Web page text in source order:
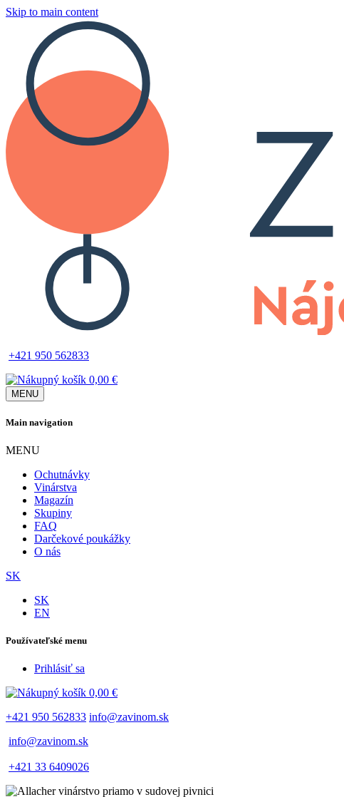
Skip to main content
+421 950 562833
0,00 €
MENU
Main navigation
MENU
Ochutnávky
Vinárstva
Magazín
Skupiny
FAQ
Darčekové poukážky
O nás
SK
SK
EN
Používateľské menu
Prihlásiť sa
0,00 €
+421 950 562833 info@zavinom.sk
info@zavinom.sk
+421 33 6409026